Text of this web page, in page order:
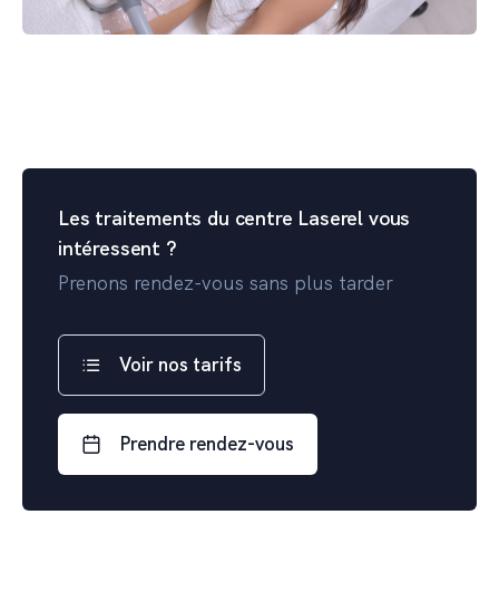
Les traitements du centre Laserel vous
intéressent ?
Prenons rendez-vous sans plus tarder
Voir nos tarifs
Prendre rendez-vous